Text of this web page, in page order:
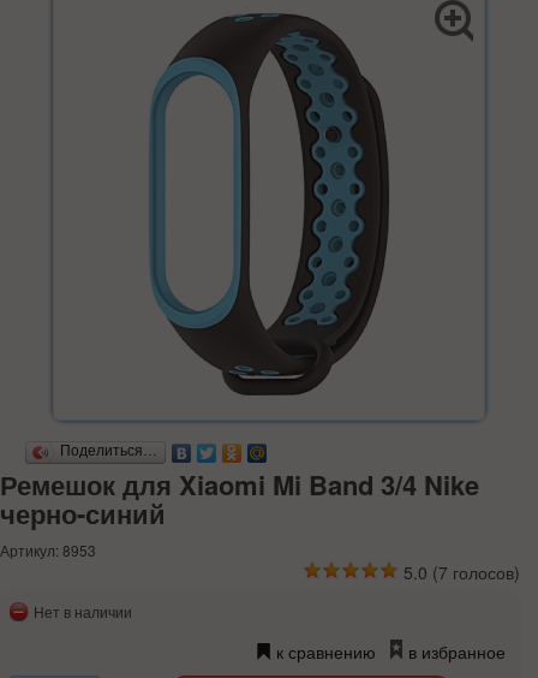
Поделиться…
Ремешок для Xiaomi Mi Band 3/4 Nike
черно-синий
Артикул: 8953
5.0 (7 голосов)
Нет в наличии
к сравнению в избранное